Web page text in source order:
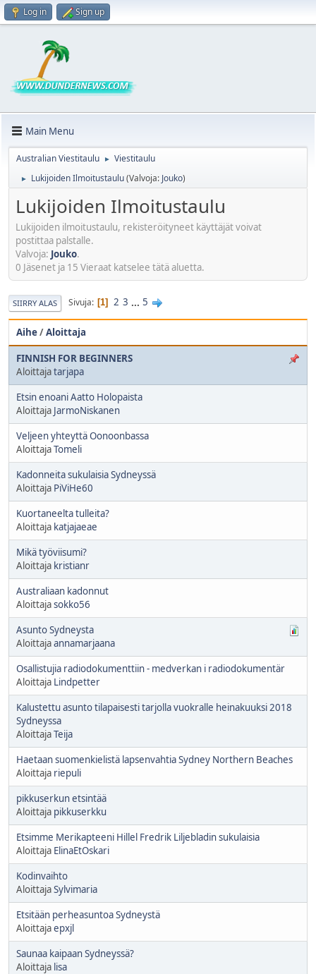
Log in Sign up
Main Menu
Australian Viestitaulu ► Viestitaulu
► Lukijoiden Ilmoitustaulu(Valvoja: Jouko)
Lukijoiden Ilmoitustaulu
Lukijoiden ilmoitustaulu, rekisteröityneet käyttäjät voivat
postittaa palstalle.
Valvoja: Jouko.
0 Jäsenet ja 15 Vieraat katselee tätä aluetta.
SIIRRY ALAS Sivuja 1 2 3 ... 5
Aihe/Aloittaja
FINNISH FOR BEGINNERS
Aloittajatarjapa
Etsin enoani Aatto Holopaista
Aloittaja JarmoNiskanen
Veljeen yhteyttä Oonoonbassa
AloittajaTomeli
Kadonneita sukulaisia Sydneyssä
Aloittaja PiViHe60
Kuortaneelta tulleita?
Aloittaja katjajaeae
Mikä työviisumi?
Aloittaja kristianr
Australiaan kadonnut
Aloittajasokko56
Asunto Sydneysta
Aloittajaannamarjaana
Osallistujia radiodokumenttiin - medverkan i radiodokumentär
Aloittaja Lindpetter
Kalustettu asunto tilapaisesti tarjolla vuokralle heinakuuksi 2018
Sydneyssa
AloittajaTeija
Haetaan suomenkielistä lapsenvahtia Sydney Northern Beaches
Aloittaja riepuli
pikkuserkun etsintää
Aloittaja pikkuserkku
Etsimme Merikapteeni Hillel Fredrik Liljebladin sukulaisia
Aloittaja ElinaEtOskari
Kodinvaihto
AloittajaSylvimaria
Etsitään perheasuntoa Sydneystä
Aloittajaepxjl
Saunaa kaipaan Sydneyssä?
Aloittaja lisa